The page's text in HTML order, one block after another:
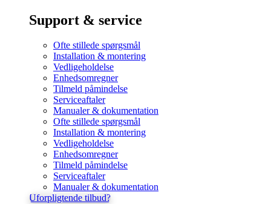
Support & service
Ofte stillede spørgsmål
Installation & montering
Vedligeholdelse
Enhedsomregner
Tilmeld påmindelse
Serviceaftaler
Manualer & dokumentation
Ofte stillede spørgsmål
Installation & montering
Vedligeholdelse
Enhedsomregner
Tilmeld påmindelse
Serviceaftaler
Manualer & dokumentation
Uforpligtende tilbud?